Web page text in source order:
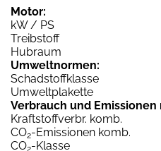
Motor:
kW / PS
Treibstoff
Hubraum
Umweltnormen:
Schadstoffklasse
Umweltplakette
Verbrauch und Emissionen
Kraftstoffverbr. komb.
CO2-Emissionen komb.
CO2-Klasse